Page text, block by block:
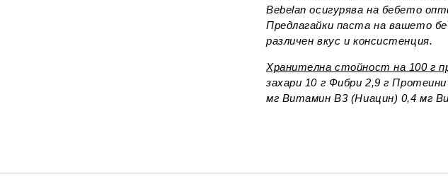
Bebelan осигурява на бебето
Предлагайки паста на вашето
различен вкус и консистенция.
Хранителна стойност на 100 г
захари 10 г Фибри 2,9 г
мг Витамин В3 (Ниацин) 0,4 мг